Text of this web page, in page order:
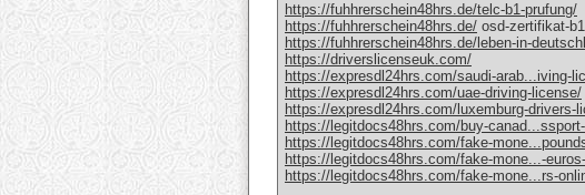
https://fuhhrerschein48hrs.de/telc-b1-prufung/
https://fuhhrerschein48hrs.de/ osd-zertifikat-
https://fuhhrerschein48hrs.de/leben-in-
https://driverslicenseuk.com/
https://expresdl24hrs.com/saudi-arab...iving-
https://expresdl24hrs.com/uae-driving-license/
https://expresdl24hrs.com/luxemburg-drivers-
https://legitdocs48hrs.com/buy-
https://legitdocs48hrs.com/fake-
https://legitdocs48hrs.com/fake-mone...-
https://legitdocs48hrs.com/fake-mone...rs-